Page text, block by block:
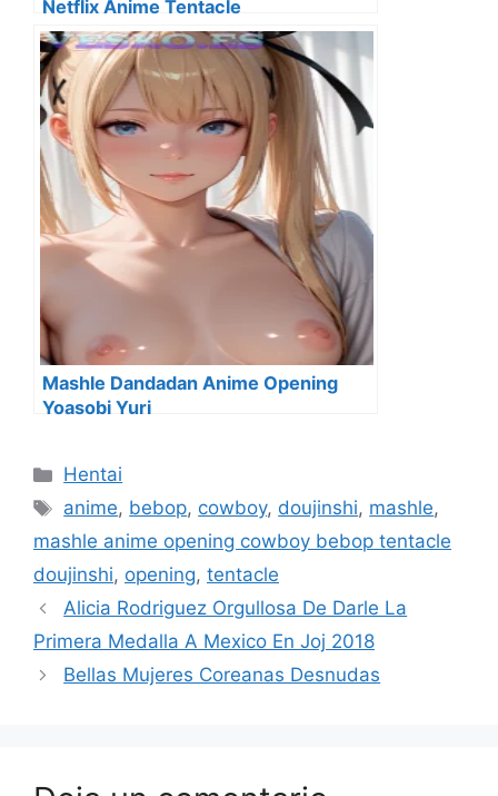
Netflix Anime Tentacle
Mashle Dandadan Anime Opening
Yoasobi Yuri
Categorías
Hentai
Etiquetas
anime, bebop, cowboy, doujinshi, mashle,
mashle anime opening cowboy bebop tentacle
doujinshi, opening, tentacle
Alicia Rodriguez Orgullosa De Darle La
Primera Medalla A Mexico En Joj 2018
Bellas Mujeres Coreanas Desnudas